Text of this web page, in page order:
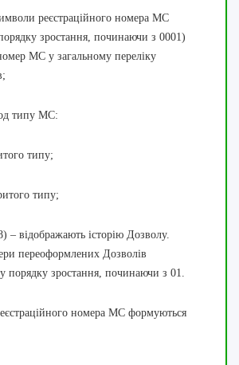
реєстраційного номера МС
зростання, починаючи з 0001)
МС у загальному переліку
типу МС:
типу;
типу;
– відображають історію Дозволу.
переоформлених Дозволів
порядку зростання, починаючи з 01.
номера МС формуються